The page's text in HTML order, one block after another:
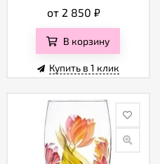
от 2 850₽
В корзину
Купить в 1 клик